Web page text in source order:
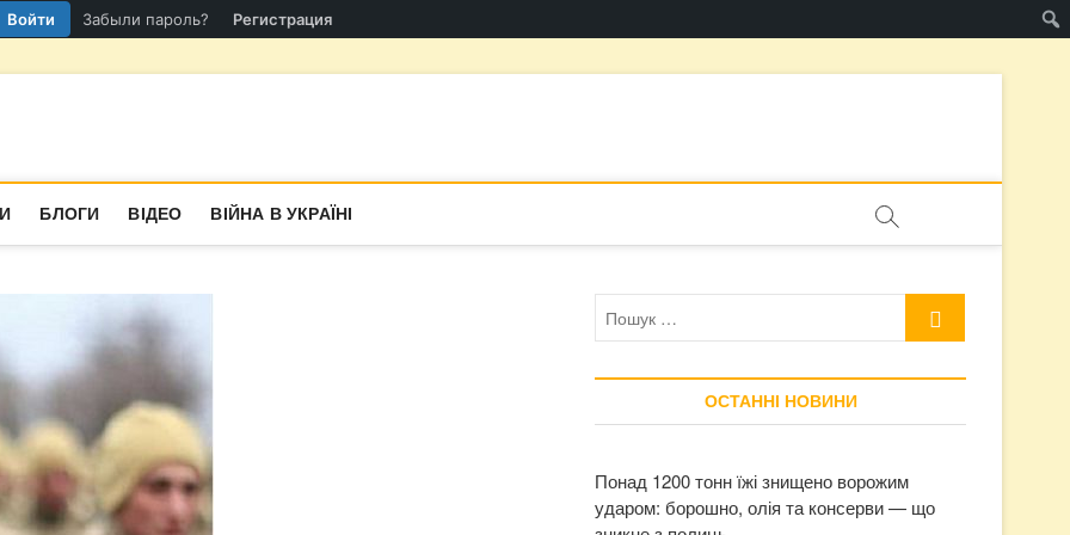
Войти Забыли пароль? Регистрация
БЛОГИ ВІДЕО ВІЙНА В УКРАЇНІ
ОСТАННІ НОВИНИ
Понад 1200 тонн їжі знищено ворожим
ударом: борошно, олія та консерви — що